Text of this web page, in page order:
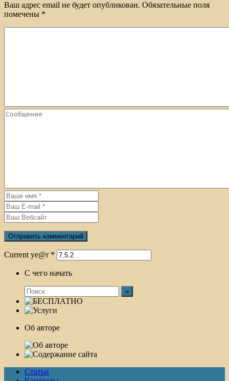
Ваш адрес email не будет опубликован. Обязательные поля
помечены *
Current ye@r *
С чего начать
Об авторе
Статьи